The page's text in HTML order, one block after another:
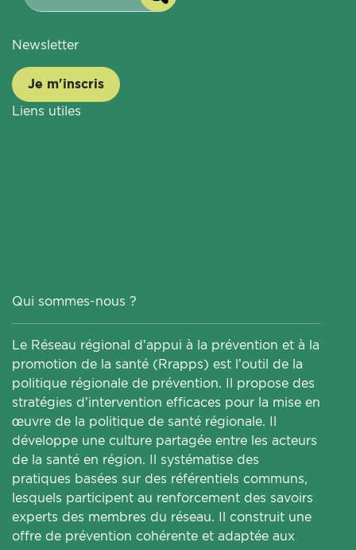
Newsletter
Je m'inscris
Liens utiles
Qui sommes-nous ?
Le Réseau régional d’appui à la prévention et à la
promotion de la santé (Rrapps) est l’outil de la
politique régionale de prévention. Il propose des
stratégies d’intervention efficaces pour la mise en
œuvre de la politique de santé régionale. Il
développe une culture partagée entre les acteurs
de la santé en région. Il systématise des
pratiques basées sur des référentiels communs,
lesquels participent au renforcement des savoirs
experts des membres du réseau. Il construit une
offre de prévention cohérente et adaptée aux